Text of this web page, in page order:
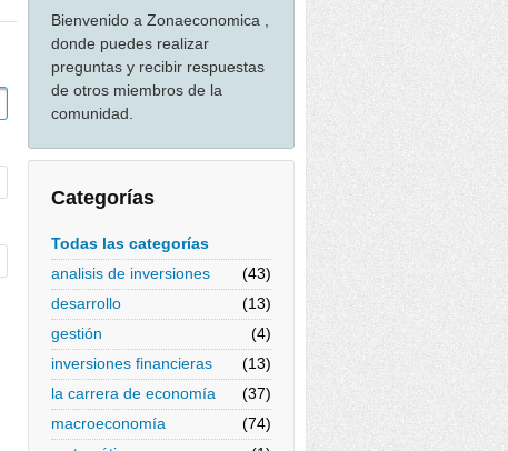
Bienvenido a Zonaeconomica ,
donde puedes realizar
preguntas y recibir respuestas
de otros miembros de la
comunidad.
Categorías
Todas las categorías
analisis de inversiones
(43)
desarrollo
(13)
gestión
(4)
inversiones financieras
(13)
la carrera de economía
(37)
macroeconomía
(74)